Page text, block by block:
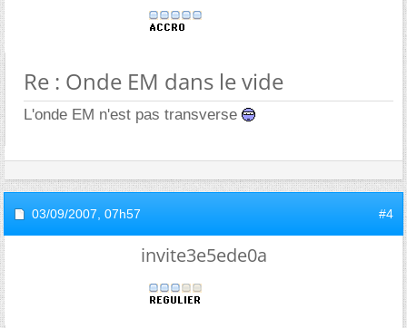
Re : Onde EM dans le vide
L'onde EM n'est pas transverse
03/09/2007, 07h57 #4
invite3e5ede0a